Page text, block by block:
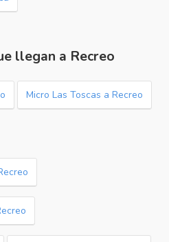
llegan a Recreo
Micro Las Toscas a Recreo